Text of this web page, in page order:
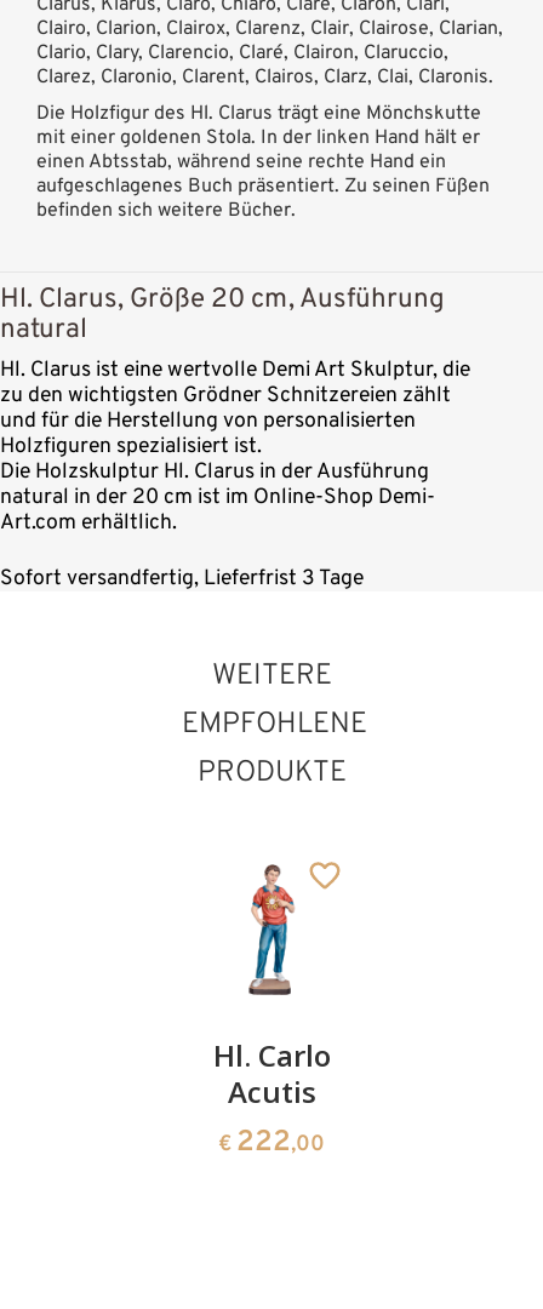
Clarus, Klarus, Claro, Chiaro, Clare, Claron, Clari,
Clairo, Clarion, Clairox, Clarenz, Clair, Clairose, Clarian,
Clario, Clary, Clarencio, Claré, Clairon, Claruccio,
Clarez, Claronio, Clarent, Clairos, Clarz, Clai, Claronis.
Die Holzfigur des Hl. Clarus trägt eine Mönchskutte
mit einer goldenen Stola. In der linken Hand hält er
einen Abtsstab, während seine rechte Hand ein
aufgeschlagenes Buch präsentiert. Zu seinen Füßen
befinden sich weitere Bücher.
Hl. Clarus, Größe 20 cm, Ausführung
natural
Hl. Clarus ist eine wertvolle Demi Art Skulptur, die
zu den wichtigsten Grödner Schnitzereien zählt
und für die Herstellung von personalisierten
Holzfiguren spezialisiert ist.
Die Holzskulptur Hl. Clarus in der Ausführung
natural in der 20 cm ist im Online-Shop Demi-
Art.com erhältlich.
Sofort versandfertig, Lieferfrist 3 Tage
WEITERE
EMPFOHLENE
PRODUKTE
Hl. Carlo
Acutis
€ 222,00